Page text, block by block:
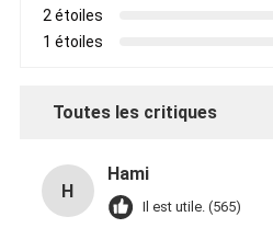
2 étoiles
1 étoiles
Toutes les critiques
H
Hami
Il est utile. (565)